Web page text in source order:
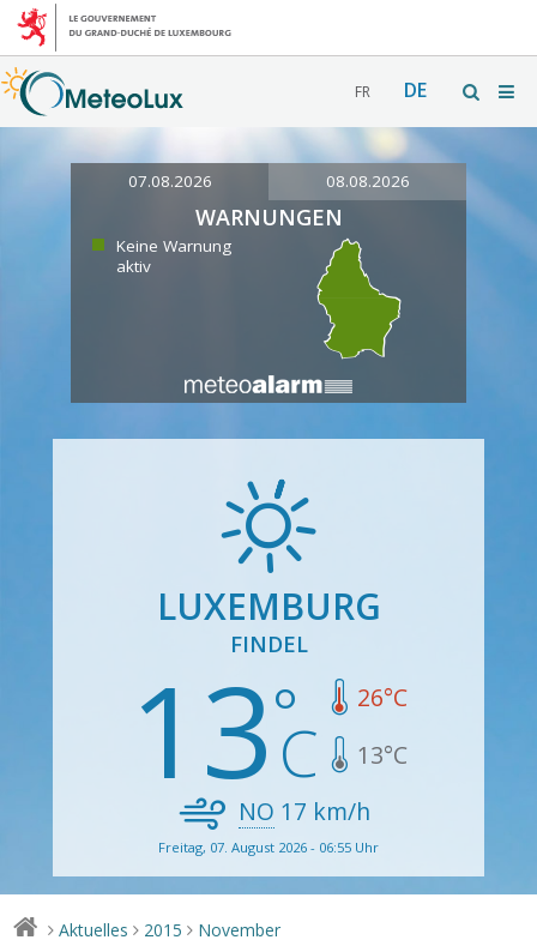
FR DE
07.08.2026 08.08.2026
WARNUNGEN
Keine Warnung
aktiv
LUXEMBURG
FINDEL
13 26°C
13°C
NO 17 km/h
Freitag, 07. August 2026 - 06:55 Uhr
> Aktuelles > 2015 > November